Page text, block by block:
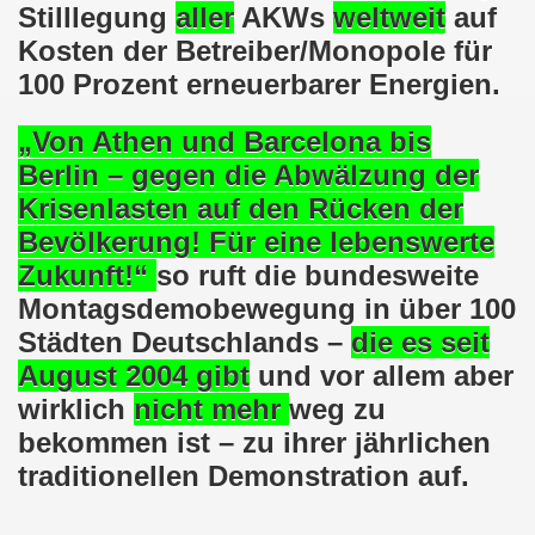
Stilllegung aller AKWs weltweit auf
Kosten der Betreiber/Monopole für
100 Prozent erneuerbarer Energien.
„Von Athen und Barcelona bis
Berlin – gegen die Abwälzung der
Krisenlasten auf den Rücken der
Bevölkerung! Für eine lebenswerte
Zukunft!“ so ruft die bundesweite
Montagsdemobewegung in über 100
Städten Deutschlands – die es seit
August 2004 gibt und vor allem aber
wirklich nicht mehr weg zu
bekommen ist – zu ihrer jährlichen
traditionellen Demonstration auf.
Wir protestieren und wir demonstrieren gegen die
Saale setzt am 27.01.2024 Verbot der MLPD-Fahne
08.01.2024 der Diskriminierung und der
gestorben - Nachruf der Koordinierungsgruppe
Bewegung: Protest gegen Arbeitsplatzvernichtung
gegen Kundgebung und gegen Frank Oettler
durch die Innenstädte von Stuttgart, von Erfurt
Bewegung am 09.10.2023 um 17.30 Uhr auf dem
und von Martina Reichmann: Gelungenes Fest